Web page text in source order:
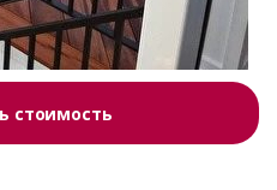
стоимость